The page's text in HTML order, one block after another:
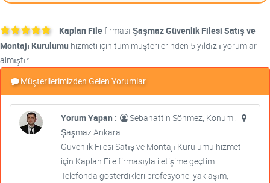
Kaplan Filefirması Şaşmaz Güvenlik Filesi Satış ve
Montajı Kurulumu hizmeti için tüm müşterilerinden 5 yıldızlı yorumlar
almıştır.
Müşterilerimizden Gelen Yorumlar
Yorum Yapan :
Sebahattin Sönmez, Konum :
Şaşmaz Ankara
Güvenlik Filesi Satış ve Montajı Kurulumu hizmeti
için Kaplan File firmasıyla iletişime geçtim.
Telefonda gösterdikleri profesyonel yaklaşım,